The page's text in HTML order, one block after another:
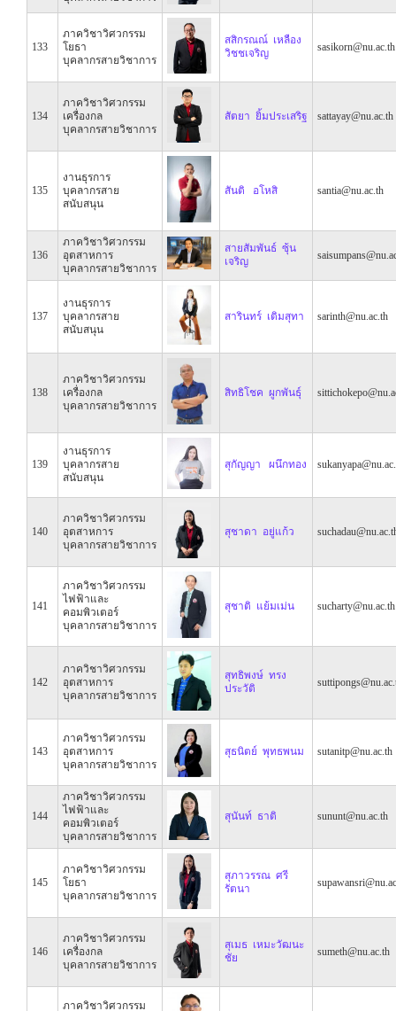
133
ภาควิชาวิศวกรรม
โยธา
บุคลากรสายวิชาการ
สสิกรณณ์ เหลือง
วิชชเจริญ
sasikorn@nu.ac.th
134
ภาควิชาวิศวกรรม
เครื่องกล
บุคลากรสายวิชาการ
สัตยา ยิ้มประเสริฐ sattayay@nu.ac.th
135
งานธุรการ
บุคลากรสาย
สนับสนุน
สันติ อโหสิ santia@nu.ac.th
136
ภาควิชาวิศวกรรม
อุตสาหการ
บุคลากรสายวิชาการ
สายสัมพันธ์ ซุ้น
เจริญ
137
งานธุรการ
บุคลากรสาย
สนับสนุน
สารินทร์ เติมสุทา sarinth@nu.ac.th
138
ภาควิชาวิศวกรรม
เครื่องกล
บุคลากรสายวิชาการ
สิทธิโชค ผูกพันธุ์
139
งานธุรการ
บุคลากรสาย
สนับสนุน
สุกัญญา ผนึกทอง
140
ภาควิชาวิศวกรรม
อุตสาหการ
บุคลากรสายวิชาการ
สุชาดา อยู่แก้ว
141
ภาควิชาวิศวกรรม
ไฟฟ้าและ
คอมพิวเตอร์
บุคลากรสายวิชาการ
สุชาติ แย้มเม่น sucharty@nu.ac.th
142
ภาควิชาวิศวกรรม
อุตสาหการ
บุคลากรสายวิชาการ
สุทธิพงษ์ ทรง
ประวัติ
143
ภาควิชาวิศวกรรม
อุตสาหการ
บุคลากรสายวิชาการ
สุธนิตย์ พุทธพนม sutanitp@nu.ac.th
144
ภาควิชาวิศวกรรม
ไฟฟ้าและ
คอมพิวเตอร์
บุคลากรสายวิชาการ
สุนันท์ ธาติ sununt@nu.ac.th
145
ภาควิชาวิศวกรรม
โยธา
บุคลากรสายวิชาการ
สุภาวรรณ ศรี
รัตนา
146
ภาควิชาวิศวกรรม
เครื่องกล
บุคลากรสายวิชาการ
สุเมธ เหมะวัฒนะ
ชัย
sumeth@nu.ac.th
ภาควิชาวิศวกรรม